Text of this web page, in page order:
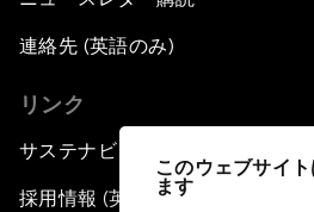
このウェブサイ
ます
連絡先 (英語のみ)
リンク
サステナビリティへの取り組み
採用情報 (英語のみ)